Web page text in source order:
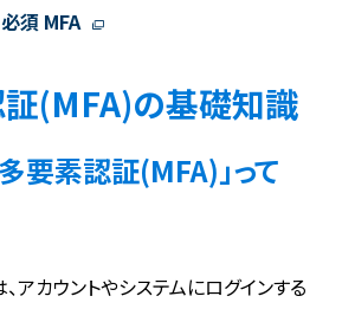
須 MFA
(MFA)の基礎知識
要素認証(MFA)」って
アカウントやシステムにログインする